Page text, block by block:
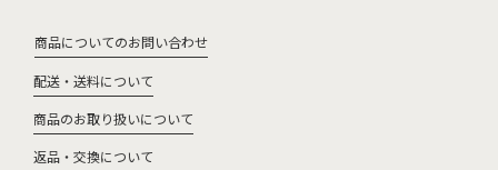
商品についてのお問い合わせ
配送・送料について
商品のお取り扱いについて
返品・交換について